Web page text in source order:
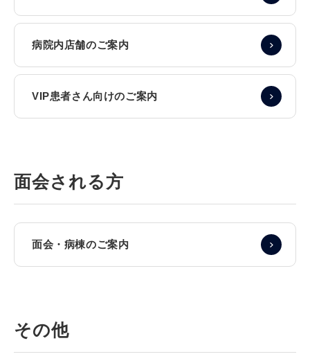
病院内店舗のご案内
VIP患者さん向けのご案内
面会される方
面会・病棟のご案内
その他